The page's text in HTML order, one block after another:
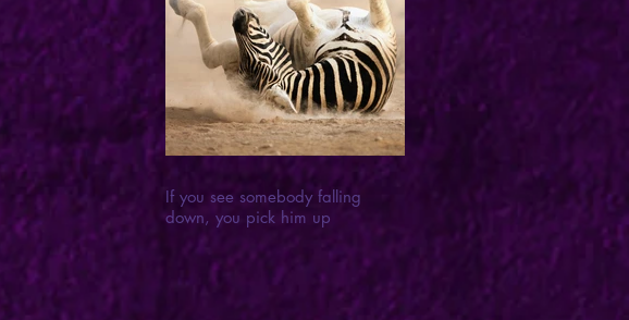
If you see somebody falling
down, you pick him up